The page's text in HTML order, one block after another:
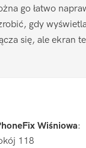
go łatwo
gdy
się, ale ekran
Wiśniowa:
118